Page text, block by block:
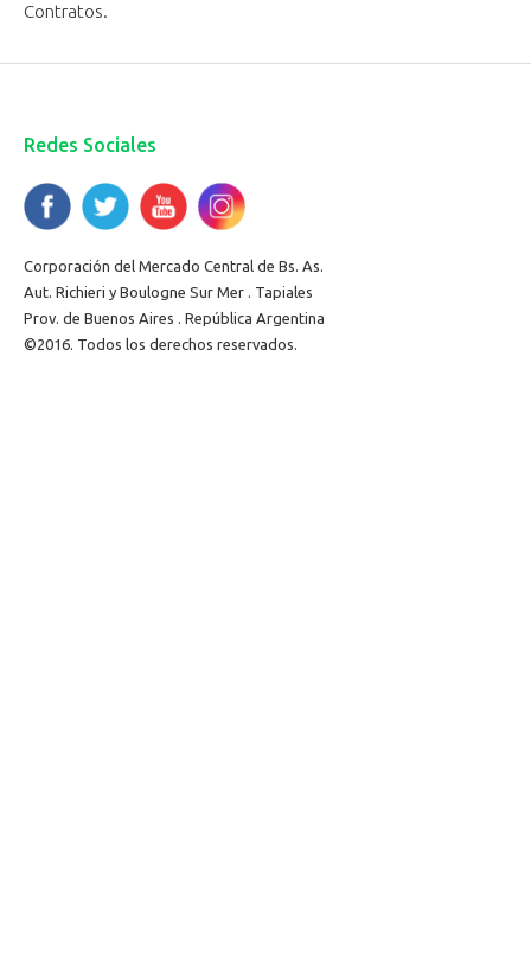
Contratos.
Redes Sociales
Corporación del Mercado Central de Bs. As.
Aut. Richieri y Boulogne Sur Mer . Tapiales
Prov. de Buenos Aires . República Argentina
©2016. Todos los derechos reservados.